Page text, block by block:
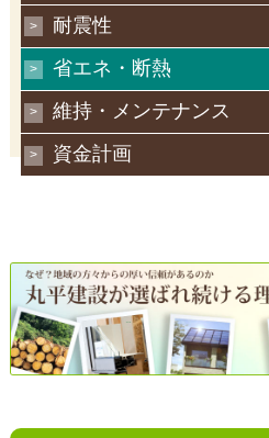
耐震性
省エネ・断熱
維持・メンテナンス
資金計画